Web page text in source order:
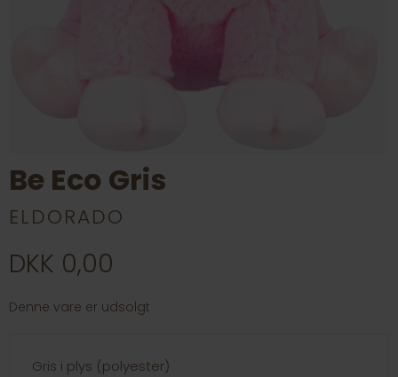
Be Eco Gris
ELDORADO
DKK 0,00
Denne vare er udsolgt
Gris i plys (polyester)